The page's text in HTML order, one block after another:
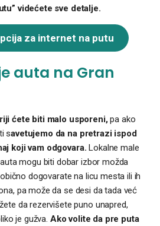
videćete sve detalje.
za internet na putu
auta na Gran
ćete biti malo usporeni,pa ako
savetujemo da na pretrazi ispod
koji vam odgovara. Lokalne male
mogu biti dobar izbor možda
dogovarate na licu mesta ili ih
pa može da se desi da tada već
da rezervišete puno unapred,
je gužva. Ako volite da pre puta